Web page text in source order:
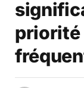
priorité